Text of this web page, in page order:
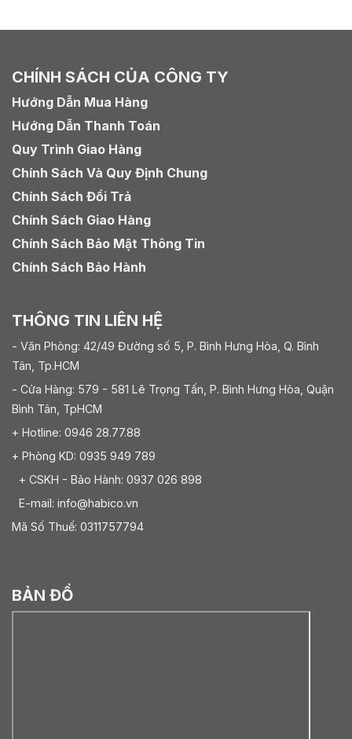
CHÍNH SÁCH CỦA CÔNG TY
Hướng Dẫn Mua Hàng
Hướng Dẫn Thanh Toán
Quy Trình Giao Hàng
Chính Sách Và Quy Định Chung
Chính Sách Đổi Trả
Chính Sách Giao Hàng
Chính Sách Bảo Mật Thông Tin
Chính Sách Bảo Hành
THÔNG TIN LIÊN HỆ
- Văn Phòng: 42/49 Đường số 5, P. Bình Hưng Hòa, Q. Bình
Tân, Tp.HCM
- Cửa Hàng: 579 - 581 Lê Trọng Tấn, P. Bình Hưng Hòa, Quận
Bình Tân, TpHCM
+ Hotline: 0946 28.77.88
+ Phòng KD: 0935 949 789
+ CSKH - Bảo Hành: 0937 026 898
E-mail: info@habico.vn
Mã Số Thuế: 0311757794
BẢN ĐỒ